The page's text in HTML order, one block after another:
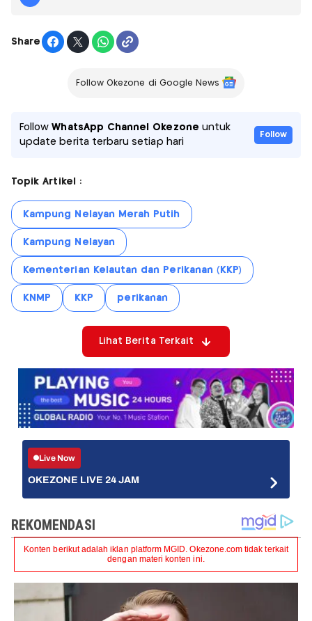
Share
Follow Okezone di Google News
FollowWhatsApp Channel Okezone untuk
update berita terbaru setiap hari
Follow
Topik Artikel :
Kampung Nelayan Merah Putih
Kampung Nelayan
Kementerian Kelautan dan Perikanan (KKP)
KNMP KKP perikanan
Lihat Berita Terkait
Live Now
OKEZONE LIVE 24 JAM